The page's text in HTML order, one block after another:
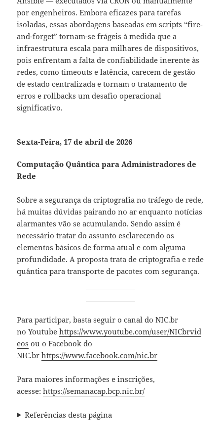
por engenheiros. Embora eficazes para tarefas
isoladas, essas abordagens baseadas em scripts “fire-
and-forget” tornam-se frágeis à medida que a
infraestrutura escala para milhares de dispositivos,
pois enfrentam a falta de confiabilidade inerente às
redes, como timeouts e latência, carecem de gestão
de estado centralizada e tornam o tratamento de
erros e rollbacks um desafio operacional
significativo.
Sexta-Feira, 17 de abril de 2026
Computação Quântica para Administradores de
Rede
Sobre a segurança da criptografia no tráfego de rede,
há muitas dúvidas pairando no ar enquanto notícias
alarmantes vão se acumulando. Sendo assim é
necessário tratar do assunto esclarecendo os
elementos básicos de forma atual e com alguma
profundidade. A proposta trata de criptografia e rede
quântica para transporte de pacotes com segurança.
Para participar, basta seguir o canal do NIC.br
no Youtubehttps://www.youtube.com/user/NICbrvid
eos ou o Facebook do
NIC.brhttps://www.facebook.com/nic.br
Para maiores informações e inscrições,
acesse:https://semanacap.bcp.nic.br/
Referências desta página